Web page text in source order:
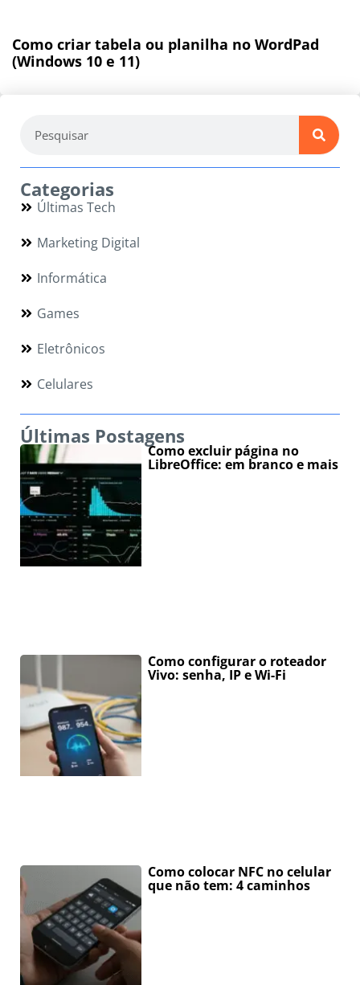
Como criar tabela ou planilha no WordPad
(Windows 10 e 11)
Categorias
Últimas Tech
Marketing Digital
Informática
Games
Eletrônicos
Celulares
Últimas Postagens
Como excluir página no
LibreOffice: em branco e mais
Como configurar o roteador
Vivo: senha, IP e Wi-Fi
Como colocar NFC no celular
que não tem: 4 caminhos